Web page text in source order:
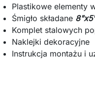
Plastikowe elementy
Śmigło składane
Komplet stalowych
Naklejki dekoracyjne
Instrukcja montażu i